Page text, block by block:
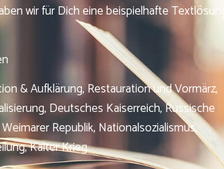
wir für Dich eine beispielhafte Textlösung
& Aufklärung, Restauration und Vormärz,
Deutsches Kaiserreich, Russische
Republik, Nationalsozialismus,
Kalter Krieg